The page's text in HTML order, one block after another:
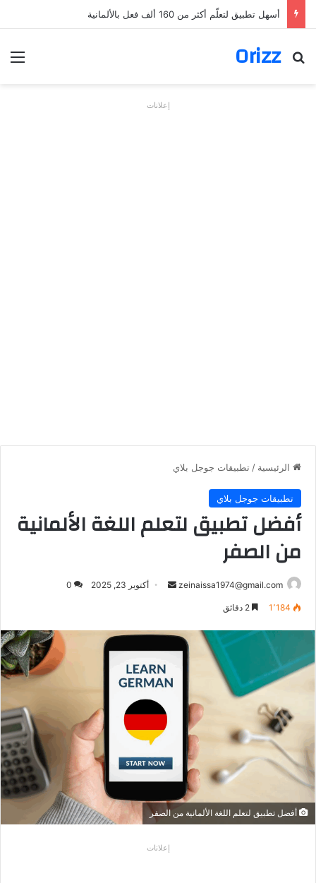
أسهل تطبيق لتعلّم أكثر من 160 ألف فعل بالألمانية
Orizz
بحث عن
إعلانات
الرئيسية / تطبيقات جوجل بلاي
تطبيقات جوجل بلاي
أفضل تطبيق لتعلم اللغة الألمانية
من الصفر
zeinaissa1974@gmail.com
أرسل أكتوبر 23, 2025 0
1٬184
أفضل تطبيق لتعلم اللغة الألمانية من الصفر
إعلانات